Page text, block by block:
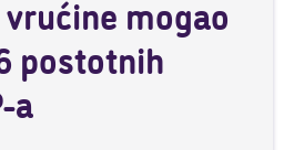
mogao
postotnih
a